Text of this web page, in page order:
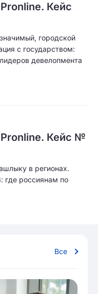
Кейс
городской
с государством:
девелопмента
Кейс №
в регионах.
где россиянам по
Все